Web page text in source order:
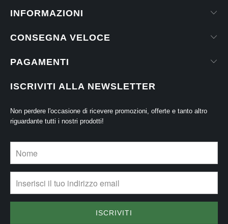
INFORMAZIONI
CONSEGNA VELOCE
PAGAMENTI
ISCRIVITI ALLA NEWSLETTER
Non perdere l'occasione di ricevere promozioni, offerte e tanto altro
riguardante tutti i nostri prodotti!